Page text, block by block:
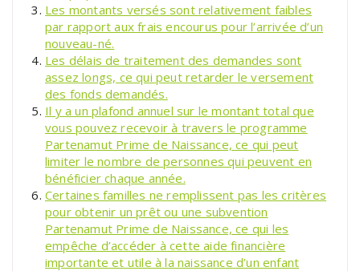
Les montants versés sont relativement faibles
par rapport aux frais encourus pour l’arrivée d’un
nouveau-né.
Les délais de traitement des demandes sont
assez longs, ce qui peut retarder le versement
des fonds demandés.
Il y a un plafond annuel sur le montant total que
vous pouvez recevoir à travers le programme
Partenamut Prime de Naissance, ce qui peut
limiter le nombre de personnes qui peuvent en
bénéficier chaque année.
Certaines familles ne remplissent pas les critères
pour obtenir un prêt ou une subvention
Partenamut Prime de Naissance, ce qui les
empêche d’accéder à cette aide financière
importante et utile à la naissance d’un enfant